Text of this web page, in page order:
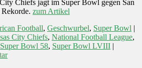
Chiefs jagt im Super Bowl gegen San
zum Artikel
Football, Geschwurbel, Super Bowl |
City Chiefs, National Football League,
Super Bowl 58, Super Bowl LVIII |